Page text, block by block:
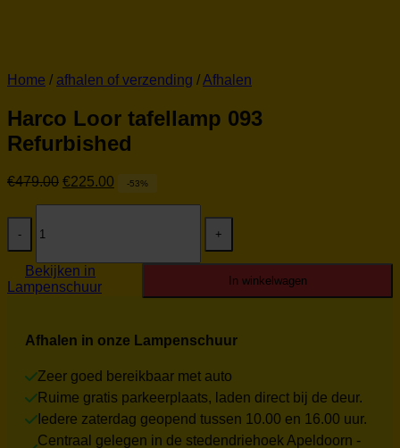
Home / afhalen of verzending /Afhalen
Harco Loor tafellamp 093
Refurbished
€479.00 Oorspronkelijke
€225.00 Huidige
-53%
Loor
tafellamp
093
Refurbished
aantal
In winkelwagen
Bekijken in
Lampenschuur
Afhalen in onze Lampenschuur
Zeer goed bereikbaar met auto
Ruime gratis parkeerplaats, laden direct bij de deur.
Iedere zaterdag geopend tussen 10.00 en 16.00 uur.
Centraal gelegen in de stedendriehoek Apeldoorn -